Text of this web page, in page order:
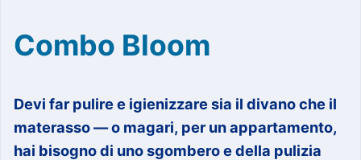
Combo Bloom
Devi far pulire e igienizzare sia il divano che il
materasso — o magari, per un appartamento,
hai bisogno di uno sgombero e della pulizia